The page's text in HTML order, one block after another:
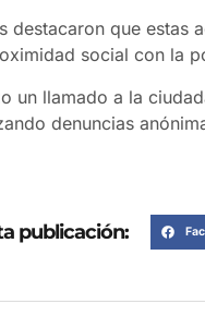
destacaron que estas
social con la
un llamado a la
denuncias
publicación: